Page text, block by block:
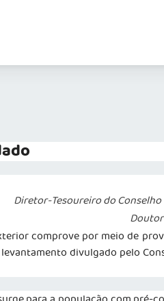
Diretor-Tesoureiro do Conselho
comprove por meio de
divulgado pelo